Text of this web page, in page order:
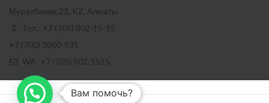
Муратбаева 23, KZ, Алматы
Тел.: +7 (705) 802-15-15
+7 (700) 3000-931
WA: +7 (705) 802-1515
Вам помочь?